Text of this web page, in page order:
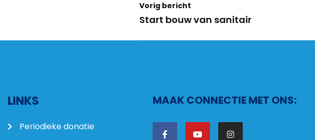
Vorig bericht
Start bouw van sanitair
LINKS
Periodieke donatie
MAAK CONNECTIE MET ONS: